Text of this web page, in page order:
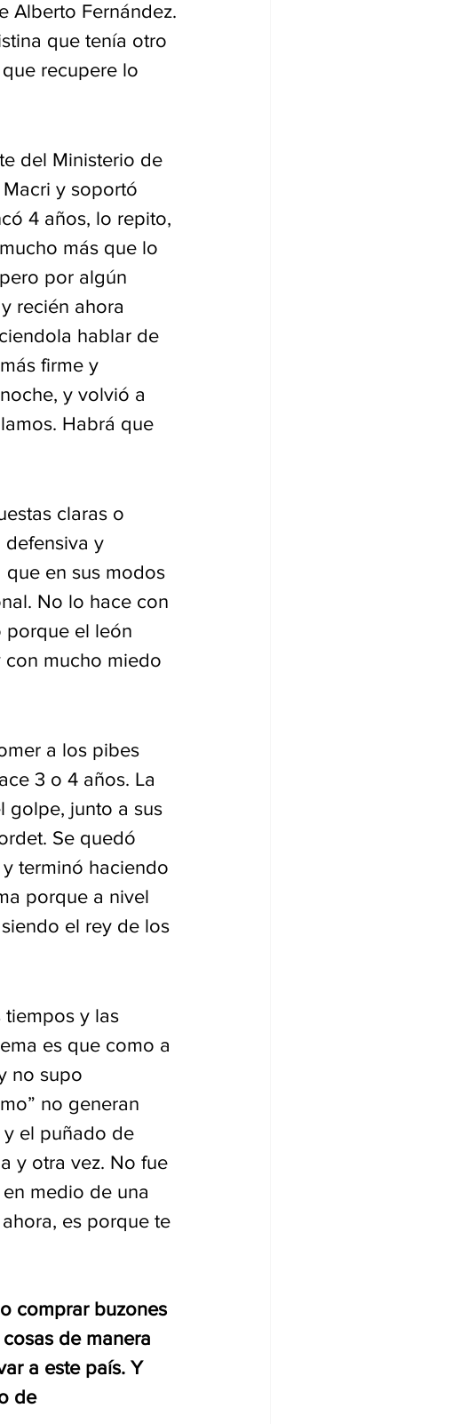
Alberto Fernández.
que tenía otro
recupere lo
del Ministerio de
y soportó
4 años, lo repito,
más que lo
por algún
recién ahora
hablar de
firme y
y volvió a
Habrá que
claras o
defensiva y
en sus modos
No lo hace con
porque el león
con mucho miedo
a los pibes
3 o 4 años. La
golpe, junto a sus
Se quedó
terminó haciendo
porque a nivel
el rey de los
tiempos y las
es que como a
no supo
no generan
el puñado de
y otra vez. No fue
medio de una
es porque te
comprar buzones
de manera
a este país. Y
de